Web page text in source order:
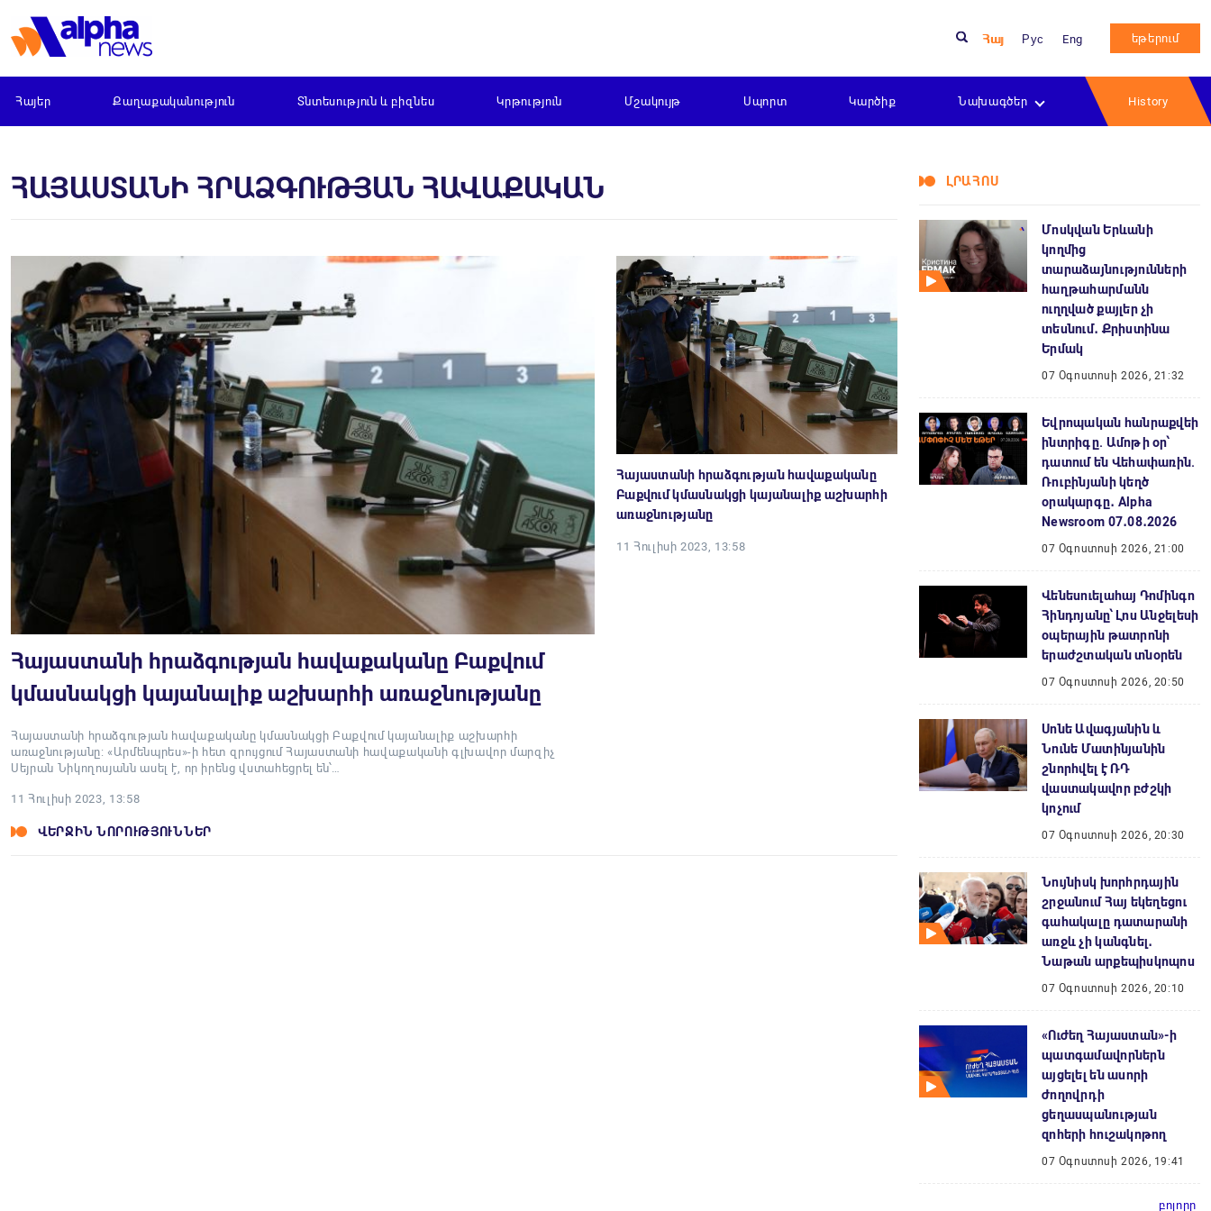
Հայ Рус Eng եթերում
Հայեր Քաղաքականություն Տնտեսություն և բիզնես Կրթություն Մշակույթ Սպորտ Կարծիք Նախագծեր History
ՀԱՅԱՍՏԱՆԻ ՀՐԱՁԳՈՒԹՅԱՆ ՀԱՎԱՔԱԿԱՆ
Հայաստանի հրաձգության հավաքականը Բաքվում
կմասնակցի կայանալիք աշխարհի առաջնությանը
Հայաստանի հրաձգության հավաքականը կմասնակցի Բաքվում կայանալիք աշխարհի
առաջնությանը: «Արմենպրես»-ի հետ զրույցում Հայաստանի հավաքականի գլխավոր մարզիչ
Սեյրան Նիկողոսյանն ասել է, որ իրենց վստահեցրել են՝…
11 Հուլիսի 2023, 13:58
Հայաստանի հրաձգության հավաքականը
Բաքվում կմասնակցի կայանալիք աշխարհի
առաջնությանը
11 Հուլիսի 2023, 13:58
ՎԵՐՋԻՆ ՆՈՐՈՒԹՅՈՒՆՆԵՐ
ԼՐԱՀՈՍ
Մոսկվան Երևանի
կողմից
տարաձայնությունների
հաղթահարմանն
ուղղված քայլեր չի
տեսնում․ Քրիստինա
Երմակ
07 Օգոստոսի 2026, 21:32
Եվրոպական հանրաքվեի
ինտրիգը. Ամոթի օր՝
դատում են Վեհափառին.
Ռուբինյանի կեղծ
օրակարգը․ Alpha
Newsroom 07․08․2026
07 Օգոստոսի 2026, 21:00
Վենեսուելահայ Դոմինգո
Հինդոյանը՝ Լոս Անջելեսի
օպերային թատրոնի
երաժշտական տնօրեն
07 Օգոստոսի 2026, 20:50
Սոնե Ավագյանին և
Նունե Մատինյանին
շնորհվել է ՌԴ
վաստակավոր բժշկի
կոչում
07 Օգոստոսի 2026, 20:30
Նույնիսկ խորհրդային
շրջանում Հայ եկեղեցու
գահակալը դատարանի
առջև չի կանգնել․
Նաթան արքեպիսկոպոս
07 Օգոստոսի 2026, 20:10
«Ուժեղ Հայաստան»-ի
պատգամավորներն
այցելել են ասորի
ժողովրդի
ցեղասպանության
զոհերի հուշակոթող
07 Օգոստոսի 2026, 19:41
բոլորը